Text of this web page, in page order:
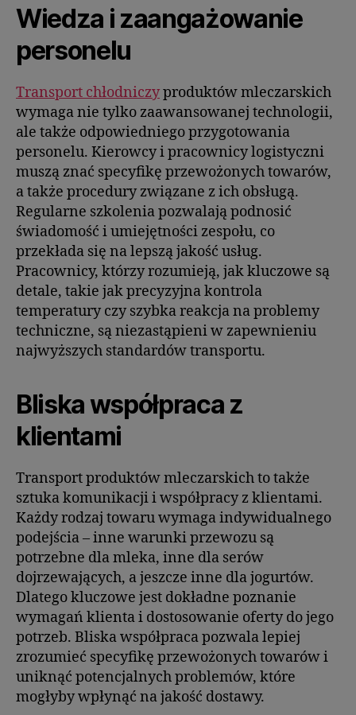
Wiedza i zaangażowanie
personelu
Transport chłodniczyproduktów mleczarskich
wymaga nie tylko zaawansowanej technologii,
ale także odpowiedniego przygotowania
personelu. Kierowcy i pracownicy logistyczni
muszą znać specyfikę przewożonych towarów,
a także procedury związane z ich obsługą.
Regularne szkolenia pozwalają podnosić
świadomość i umiejętności zespołu, co
przekłada się na lepszą jakość usług.
Pracownicy, którzy rozumieją, jak kluczowe są
detale, takie jak precyzyjna kontrola
temperatury czy szybka reakcja na problemy
techniczne, są niezastąpieni w zapewnieniu
najwyższych standardów transportu.
Bliska współpraca z
klientami
Transport produktów mleczarskich to także
sztuka komunikacji i współpracy z klientami.
Każdy rodzaj towaru wymaga indywidualnego
podejścia – inne warunki przewozu są
potrzebne dla mleka, inne dla serów
dojrzewających, a jeszcze inne dla jogurtów.
Dlatego kluczowe jest dokładne poznanie
wymagań klienta i dostosowanie oferty do jego
potrzeb. Bliska współpraca pozwala lepiej
zrozumieć specyfikę przewożonych towarów i
uniknąć potencjalnych problemów, które
mogłyby wpłynąć na jakość dostawy.